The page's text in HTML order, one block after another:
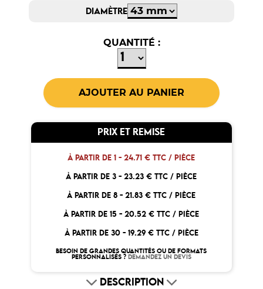
DIAMÈTRE
QUANTITÉ :
PRIX ET REMISE
À PARTIR DE 1 - 24.71 € TTC / PIÈCE
À PARTIR DE 3 - 23.23 € TTC / PIÈCE
À PARTIR DE 8 - 21.83 € TTC / PIÈCE
À PARTIR DE 15 - 20.52 € TTC / PIÈCE
À PARTIR DE 30 - 19.29 € TTC / PIÈCE
BESOIN DE GRANDES QUANTITÉS OU DE FORMATS
PERSONNALISÉS ? DEMANDEZ UN DEVIS
DESCRIPTION